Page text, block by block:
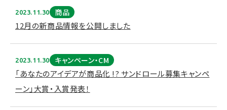
2023.11.30 商品
12月の新商品情報を公開しました
2023.11.30 キャンペーン・CM
「あなたのアイデアが商品化 !? サンドロール募集キャンペ
ーン」大賞・入賞発表！